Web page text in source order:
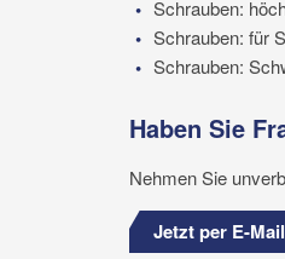
Schrauben:
Schrauben: für
Schrauben:
Haben Sie
Nehmen Sie
Jetzt per E-